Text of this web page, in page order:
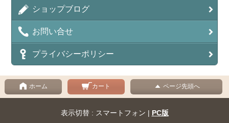
ショップブログ
お問い合せ
プライバシーポリシー
ホーム カート ページ先頭へ
表示切替 : スマートフォン | PC版